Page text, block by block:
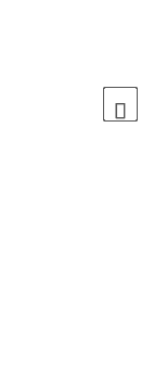
다.
체계적인 검